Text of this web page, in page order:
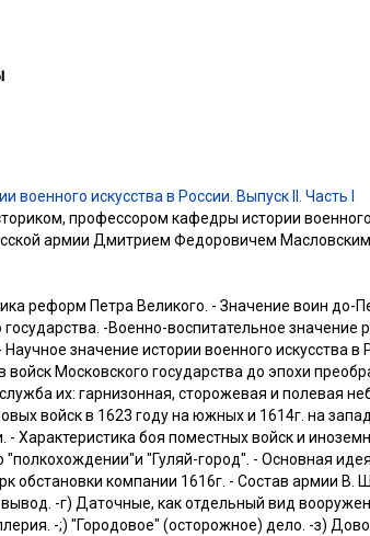
военного искусства в России. Выпуск II. Часть I
профессором кафедры истории
армии Дмитрием Федоровичем
реформ Петра Великого. - Значение воин до-
-Военно-воспитательное значение
значение истории военного искусства в
войск Московского государства до эпохи
их: гарнизонная, сторожевая и полевая
войск в 1623 году на южных и 1614г. на
Характеристика боя поместных войск и
"Гуляй-город". - Основная
обстановки компании 1616г. - Состав армии В.
-г) Даточные, как отдельный вид
-;) "Городовое" (осторожное) дело. -з)